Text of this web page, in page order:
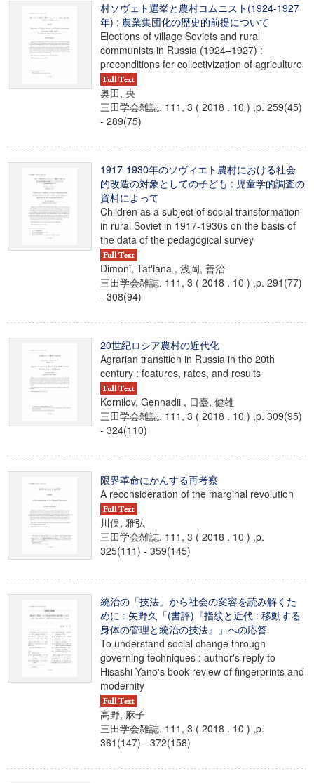
村ソヴェト選挙と農村コムニスト(1924-1927
年) : 農業集団化の歴史的前提について
Elections of village Soviets and rural
communists in Russia (1924–1927) :
preconditions for collectivization of agriculture
奥田, 央
三田学会雑誌. 111, 3 ( 2018 . 10 ) ,p. 259(45)
- 289(75)
1917-1930年のソヴィエト農村における社会
的改造の対象としての子ども : 児童学的調査の
資料によって
Children as a subject of social transformation
in rural Soviet in 1917-1930s on the basis of
the data of the pedagogical survey
Dimoni, Tat'iana , 浅岡, 善治
三田学会雑誌. 111, 3 ( 2018 . 10 ) ,p. 291(77)
- 308(94)
20世紀ロシア農村の近代化
Agrarian transition in Russia in the 20th
century : features, rates, and results
Kornilov, Gennadii , 日臺, 健雄
三田学会雑誌. 111, 3 ( 2018 . 10 ) ,p. 309(95)
- 324(110)
限界革命にかんする再考察
A reconsideration of the marginal revolution
川俣, 雅弘
三田学会雑誌. 111, 3 ( 2018 . 10 ) ,p.
325(111) - 359(145)
統治の「技法」から社会の変容を読み解くた
めに : 矢野久「(書評)『指紋と近代 : 移動する
身体の管理と統治の技法』」への応答
To understand social change through
governing techniques : author's reply to
Hisashi Yano's book review of fingerprints and
modernity
高野, 麻子
三田学会雑誌. 111, 3 ( 2018 . 10 ) ,p.
361(147) - 372(158)